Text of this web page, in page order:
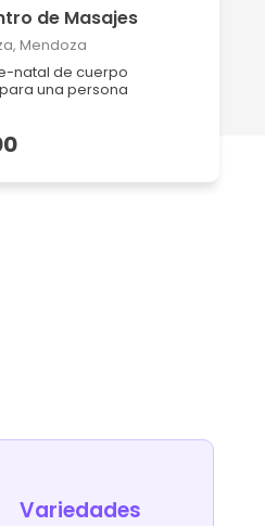
de Masajes
Mendoza
natal de cuerpo
una persona
Variedades